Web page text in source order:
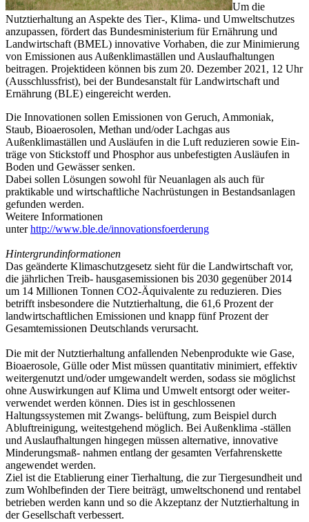
Um die
Nutztierhaltung an Aspekte des Tier-, Klima- und Umweltschutzes
anzupassen, fördert das Bundesministerium für Ernährung und
Landwirtschaft (BMEL) innovative Vorhaben, die zur Minimierung
von Emissionen aus Außenklimaställen und Auslaufhaltungen
beitragen. Projektideen können bis zum 20. Dezember 2021, 12 Uhr
(Ausschlussfrist), bei der Bundesanstalt für Landwirtschaft und
Ernährung (BLE) eingereicht werden.
Die Innovationen sollen Emissionen von Geruch, Ammoniak,
Staub, Bioaerosolen, Methan und/oder Lachgas aus
Außenklimaställen und Ausläufen in die Luft reduzieren sowie Ein-
träge von Stickstoff und Phosphor aus unbefestigten Ausläufen in
Boden und Gewässer senken.
Dabei sollen Lösungen sowohl für Neuanlagen als auch für
praktikable und wirtschaftliche Nachrüstungen in Bestandsanlagen
gefunden werden.
Weitere Informationen
unterhttp://www.ble.de/innovationsfoerderung
Hintergrundinformationen
Das geänderte Klimaschutzgesetz sieht für die Landwirtschaft vor,
die jährlichen Treib- hausgasemissionen bis 2030 gegenüber 2014
um 14 Millionen Tonnen CO2-Äquivalente zu reduzieren. Dies
betrifft insbesondere die Nutztierhaltung, die 61,6 Prozent der
landwirtschaftlichen Emissionen und knapp fünf Prozent der
Gesamtemissionen Deutschlands verursacht.
Die mit der Nutztierhaltung anfallenden Nebenprodukte wie Gase,
Bioaerosole, Gülle oder Mist müssen quantitativ minimiert, effektiv
weitergenutzt und/oder umgewandelt werden, sodass sie möglichst
ohne Auswirkungen auf Klima und Umwelt entsorgt oder weiter-
verwendet werden können. Dies ist in geschlossenen
Haltungssystemen mit Zwangs- belüftung, zum Beispiel durch
Abluftreinigung, weitestgehend möglich. Bei Außenklima -ställen
und Auslaufhaltungen hingegen müssen alternative, innovative
Minderungsmaß- nahmen entlang der gesamten Verfahrenskette
angewendet werden.
Ziel ist die Etablierung einer Tierhaltung, die zur Tiergesundheit und
zum Wohlbefinden der Tiere beiträgt, umweltschonend und rentabel
betrieben werden kann und so die Akzeptanz der Nutztierhaltung in
der Gesellschaft verbessert.